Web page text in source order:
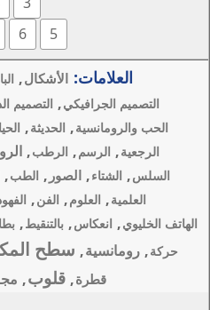
البكتيريا,التشريح,التصميم,
الداخلي,التوضيح,الجناح,الحب,
الحياة البرية ,الحيوان, الدم,الديكور,
الرومانسية,الزفاف, الزينة,السائل ,
الطبيعة,الطيران, الطيور , الظلام
القلب,اللون,الماء,الملمس,
,بطاقة ,تحية,تدفق,تصميم,جميلة,
, عطلة,عيد الميلاد,قالب,
,نمط, هدية,يضيء